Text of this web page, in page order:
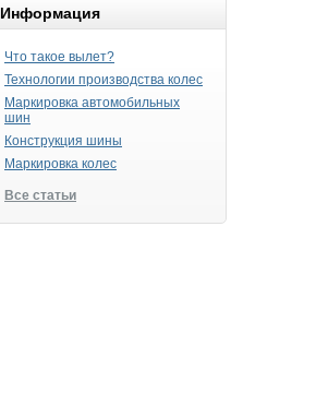
Информация
Что такое вылет?
Технологии производства колес
Маркировка автомобильных
шин
Конструкция шины
Маркировка колес
Все статьи